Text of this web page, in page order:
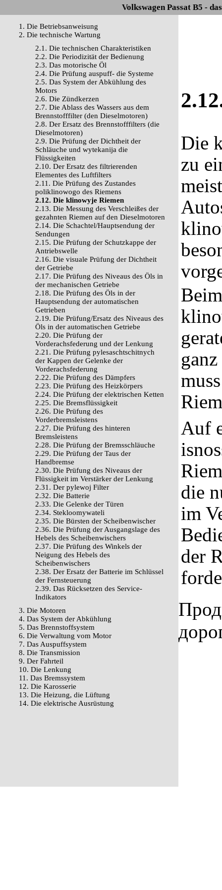
Volkswagen Passat B5 -
1. Die Betriebsanweisung
2. Die technische Wartung
2.1. Die technischen Charakteristiken
2.2. Die Periodizität der Bedienung
2.3. Das motorische Öl
2.4. Die Prüfung auspuff- die Systeme
2.5. Das System der Abkühlung des
Motors
2.6. Die Zündkerzen
2.7. Die Ablass des Wassers aus dem
Brennstofffilter (den Dieselmotoren)
2.8. Der Ersatz des Brennstofffilters (die
Dieselmotoren)
2.9. Die Prüfung der Dichtheit der
Schläuche und wytekanija die
Flüssigkeiten
2.10. Der Ersatz des filtrierenden
Elementes des Luftfilters
2.11. Die Prüfung des Zustandes
poliklinowogo des Riemens
2.12. Die klinowyje Riemen
2.13. Die Messung des Verschleißes der
gezahnten Riemen auf den Dieselmotoren
2.14. Die Schachtel/Hauptsendung der
Sendungen
2.15. Die Prüfung der Schutzkappe der
Antriebswelle
2.16. Die visuale Prüfung der Dichtheit
der Getriebe
2.17. Die Prüfung des Niveaus des Öls in
der mechanischen Getriebe
2.18. Die Prüfung des Öls in der
Hauptsendung der automatischen
Getrieben
2.19. Die Prüfung/Ersatz des Niveaus des
Öls in der automatischen Getriebe
2.20. Die Prüfung der
Vorderachsfederung und der Lenkung
2.21. Die Prüfung pylesaschtschitnych
der Kappen der Gelenke der
Vorderachsfederung
2.22. Die Prüfung des Dämpfers
2.23. Die Prüfung des Heizkörpers
2.24. Die Prüfung der elektrischen Ketten
2.25. Die Bremsflüssigkeit
2.26. Die Prüfung des
Vorderbremsleistens
2.27. Die Prüfung des hinteren
Bremsleistens
2.28. Die Prüfung der Bremsschläuche
2.29. Die Prüfung der Taus der
Handbremse
2.30. Die Prüfung des Niveaus der
Flüssigkeit im Verstärker der Lenkung
2.31. Der pylewoj Filter
2.32. Die Batterie
2.33. Die Gelenke der Türen
2.34. Stekloomywateli
2.35. Die Bürsten der Scheibenwischer
2.36. Die Prüfung der Ausgangslage des
Hebels des Scheibenwischers
2.37. Die Prüfung des Winkels der
Neigung des Hebels des
Scheibenwischers
2.38. Der Ersatz der Batterie im Schlüssel
der Fernsteuerung
2.39. Das Rücksetzen des Service-
Indikators
3. Die Motoren
4. Das System der Abkühlung
5. Das Brennstoffsystem
6. Die Verwaltung vom Motor
7. Das Auspuffsystem
8. Die Transmission
9. Der Fahrteil
10. Die Lenkung
11. Das Bremssystem
12. Die Karosserie
13. Die Heizung, die Lüftung
14. Die elektrische Ausrüstung
Die
zu
Auf
die
im
der